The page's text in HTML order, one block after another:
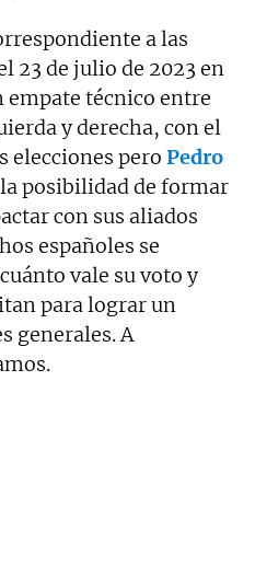
a las
23 de julio de 2023 en
empate técnico entre
y derecha, con el
elecciones pero Pedro
la posibilidad de formar
con sus aliados
españoles se
vale su voto y
para lograr un
generales. A